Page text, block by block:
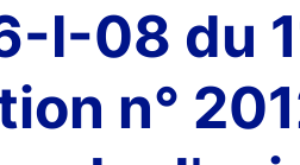
I-08 du
n°